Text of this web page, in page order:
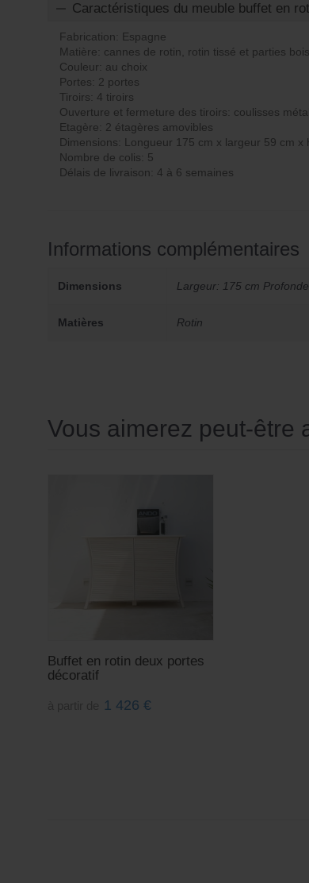
Caractéristiques du meuble buffet en
Fabrication: Espagne
Matière: cannes de rotin, rotin tissé et parties
Couleur: au choix
Portes: 2 portes
Tiroirs: 4 tiroirs
Ouverture et fermeture des tiroirs: coulisses
Etagère: 2 étagères amovibles
Dimensions: Longueur 175 cm x largeur 59 cm x
Nombre de colis: 5
Délais de livraison: 4 à 6 semaines
Informations complémentaires
Dimensions Largeur: 175 cm
Matières Rotin
Vous aimerez peut-être
Buffet en rotin deux portes
décoratif
1 426 €